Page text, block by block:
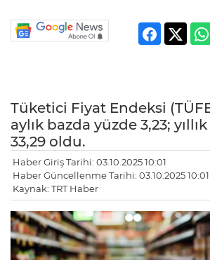
Tüketici Fiyat Endeksi
aylık bazda yüzde 3,23;
33,29 oldu.
Haber Giriş Tarihi: 03.10.2025 10:01
Haber Güncellenme Tarihi: 03.10.2025 10:01
Kaynak: TRT Haber